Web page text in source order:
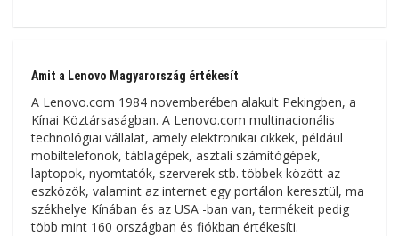
Amit a Lenovo Magyarország értékesít
A Lenovo.com 1984 novemberében alakult Pekingben, a
Kínai Köztársaságban. A Lenovo.com multinacionális
technológiai vállalat, amely elektronikai cikkek, például
mobiltelefonok, táblagépek, asztali számítógépek,
laptopok, nyomtatók, szerverek stb. többek között az
eszközök, valamint az internet egy portálon keresztül, ma
székhelye Kínában és az USA -ban van, termékeit pedig
több mint 160 országban és fiókban értékesíti.